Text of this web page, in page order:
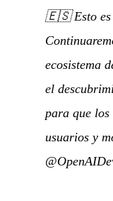
🇪🇸Esto
ecosistema
el
para que
usuarios y